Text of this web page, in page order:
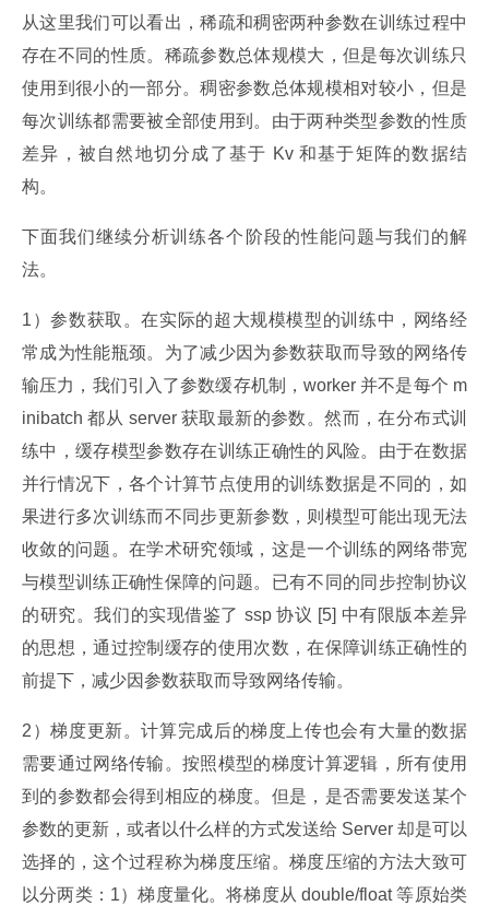
从这里我们可以看出，稀疏和稠密两种参数在训练过程中
存在不同的性质。稀疏参数总体规模大，但是每次训练只
使用到很小的一部分。稠密参数总体规模相对较小，但是
每次训练都需要被全部使用到。由于两种类型参数的性质
差异，被自然地切分成了基于 Kv 和基于矩阵的数据结
构。
下面我们继续分析训练各个阶段的性能问题与我们的解
法。
1）参数获取。在实际的超大规模模型的训练中，网络经
常成为性能瓶颈。为了减少因为参数获取而导致的网络传
输压力，我们引入了参数缓存机制，worker 并不是每个 m
inibatch 都从 server 获取最新的参数。然而，在分布式训
练中，缓存模型参数存在训练正确性的风险。由于在数据
并行情况下，各个计算节点使用的训练数据是不同的，如
果进行多次训练而不同步更新参数，则模型可能出现无法
收敛的问题。在学术研究领域，这是一个训练的网络带宽
与模型训练正确性保障的问题。已有不同的同步控制协议
的研究。我们的实现借鉴了 ssp 协议 [5] 中有限版本差异
的思想，通过控制缓存的使用次数，在保障训练正确性的
前提下，减少因参数获取而导致网络传输。
2）梯度更新。计算完成后的梯度上传也会有大量的数据
需要通过网络传输。按照模型的梯度计算逻辑，所有使用
到的参数都会得到相应的梯度。但是，是否需要发送某个
参数的更新，或者以什么样的方式发送给 Server 却是可以
选择的，这个过程称为梯度压缩。梯度压缩的方法大致可
以分两类：1）梯度量化。将梯度从 double/float 等原始类